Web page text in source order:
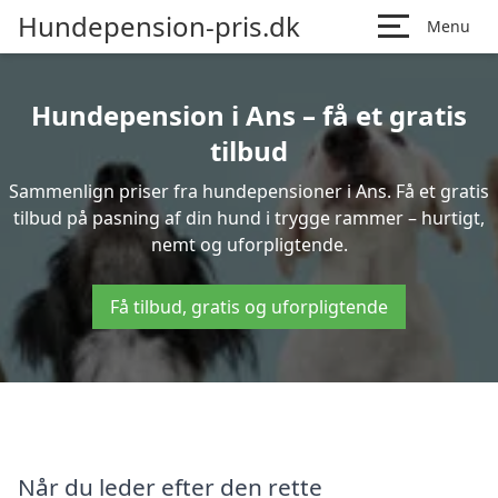
Hundepension-pris.dk Menu
Hundepension i Ans – få et gratis
tilbud
Sammenlign priser fra hundepensioner i Ans. Få et gratis
tilbud på pasning af din hund i trygge rammer – hurtigt,
nemt og uforpligtende.
Få tilbud, gratis og uforpligtende
Når du leder efter den rette